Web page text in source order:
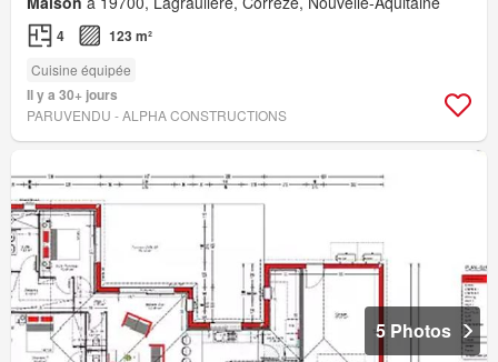
4 123 m²
Cuisine équipée
Il y a 30+ jours
PARUVENDU - ALPHA CONSTRUCTIONS
5 Photos